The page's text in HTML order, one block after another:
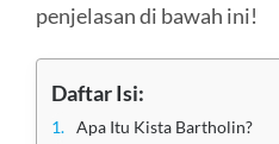
penjelasan di bawah ini!
Daftar Isi:
Apa Itu Kista Bartholin?